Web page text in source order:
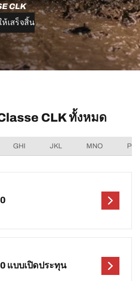
CLK
เสร็จสิ้น
CLK ทั้งหมด
GHI JKL MNO
แบบเปิดประทุน